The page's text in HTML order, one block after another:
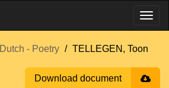
Dutch - Poetry TELLEGEN, Toon
Download document